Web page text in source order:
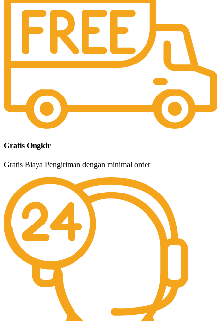
Gratis Ongkir
Gratis Biaya Pengiriman dengan minimal order